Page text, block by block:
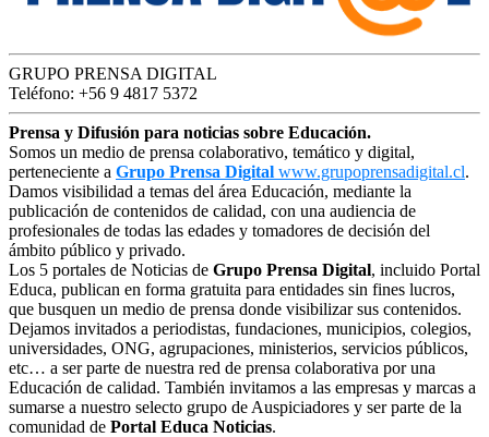
GRUPO PRENSA DIGITAL
Teléfono: +56 9 4817 5372
Prensa y Difusión para noticias sobre Educación.
Somos un medio de prensa colaborativo, temático y digital,
perteneciente a Grupo Prensa Digital www.grupoprensadigital.cl.
Damos visibilidad a temas del área Educación, mediante la
publicación de contenidos de calidad, con una audiencia de
profesionales de todas las edades y tomadores de decisión del
ámbito público y privado.
Los 5 portales de Noticias de Grupo Prensa Digital, incluido Portal
Educa, publican en forma gratuita para entidades sin fines lucros,
que busquen un medio de prensa donde visibilizar sus contenidos.
Dejamos invitados a periodistas, fundaciones, municipios, colegios,
universidades, ONG, agrupaciones, ministerios, servicios públicos,
etc… a ser parte de nuestra red de prensa colaborativa por una
Educación de calidad. También invitamos a las empresas y marcas a
sumarse a nuestro selecto grupo de Auspiciadores y ser parte de la
comunidad de Portal Educa Noticias.